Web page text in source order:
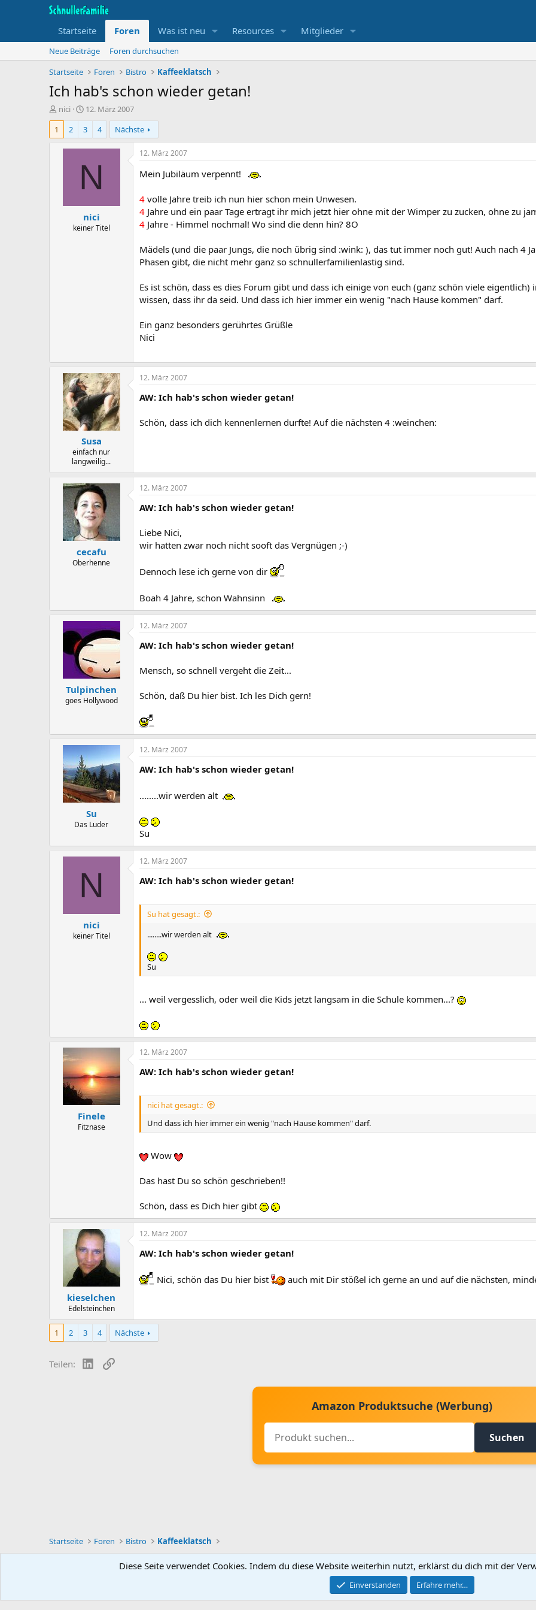
Startseite Foren Was ist neu Resources Mitglieder
Neue Beiträge
Foren durchsuchen
Startseite
Foren Bistro Kaffeeklatsch
Ich hab's schon wieder getan!
T
h
m
nici
B
e
g
i
n
d
u
m
12. März 2007
1
2 3 4 Nächste
N
nici
keiner Titel
12. März 2007
Mein Jubiläum verpennt!
4 volle Jahre treib ich nun hier schon mein Unwesen.
4 Jahre und ein paar Tage ertragt ihr mich jetzt hier ohne mit der Wimper zu zucken, ohne zu
4 Jahre - Himmel nochmal! Wo sind die denn hin? 8O
Mädels (und die paar Jungs, die noch übrig sind :wink: ), das tut immer noch gut! Auch nach 4
Phasen gibt, die nicht mehr ganz so schnullerfamilienlastig sind.
Es ist schön, dass es dies Forum gibt und dass ich einige von euch (ganz schön viele
wissen, dass ihr da seid. Und dass ich hier immer ein wenig "nach Hause kommen" darf.
Ein ganz besonders gerührtes Grüßle
Nici
Susa
einfach nur
langweilig...
12. März 2007
AW: Ich hab's schon wieder getan!
Schön, dass ich dich kennenlernen durfte! Auf die nächsten 4 :weinchen:
cecafu
Oberhenne
12. März 2007
AW: Ich hab's schon wieder getan!
Liebe Nici,
wir hatten zwar noch nicht sooft das Vergnügen ;-)
Dennoch lese ich gerne von dir
Boah 4 Jahre, schon Wahnsinn
Tulpinchen
goes Hollywood
12. März 2007
AW: Ich hab's schon wieder getan!
Mensch, so schnell vergeht die Zeit...
Schön, daß Du hier bist. Ich les Dich gern!
Su
Das Luder
12. März 2007
AW: Ich hab's schon wieder getan!
........wir werden alt
Su
N
nici
keiner Titel
12. März 2007
AW: Ich hab's schon wieder getan!
Su hat gesagt.:
........wir werden alt
Su
... weil vergesslich, oder weil die Kids jetzt langsam in die Schule kommen...?
Finele
Fitznase
12. März 2007
AW: Ich hab's schon wieder getan!
nici hat gesagt.:
Und dass ich hier immer ein wenig "nach Hause kommen" darf.
Wow
Das hast Du so schön geschrieben!!
Schön, dass es Dich hier gibt
kieselchen
Edelsteinchen
12. März 2007
AW: Ich hab's schon wieder getan!
Nici, schön das Du hier bist auch mit Dir stößel ich gerne an und auf die nächsten,
1 2 3 4 Nächste
Teilen: LinkedIn
Link
Amazon Produktsuche (Werbung)
Suchen
Startseite Foren Bistro Kaffeeklatsch
Deutsch [Du] Kontakt aufnehmen
Community platform by XenForo © 2010-2024 XenForo Ltd.
Diese Seite verwendet Cookies. Indem du diese Website weiterhin nutzt, erklärst du dich mit der
Einverstanden Erfahre mehr…